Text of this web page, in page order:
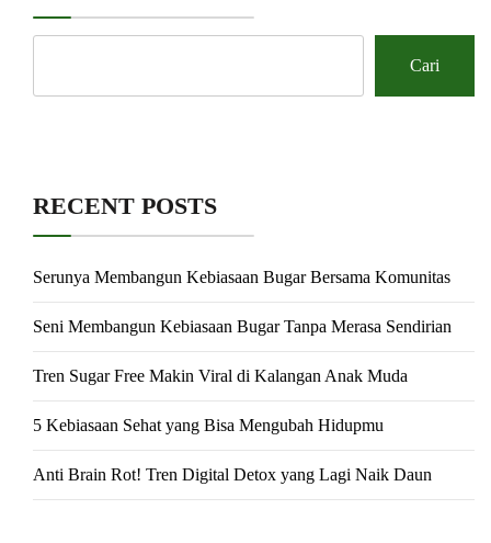
Cari
RECENT POSTS
Serunya Membangun Kebiasaan Bugar Bersama Komunitas
Seni Membangun Kebiasaan Bugar Tanpa Merasa Sendirian
Tren Sugar Free Makin Viral di Kalangan Anak Muda
5 Kebiasaan Sehat yang Bisa Mengubah Hidupmu
Anti Brain Rot! Tren Digital Detox yang Lagi Naik Daun